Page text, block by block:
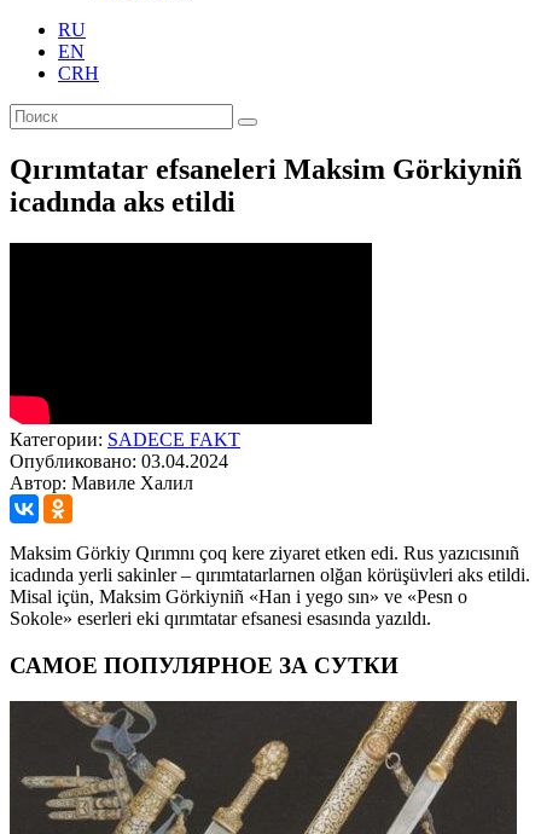
RU
EN
CRH
Qırımtatar efsaneleri Maksim Görkiyniñ
icadında aks etildi
Категории: SADECE FAKT
Опубликовано: 03.04.2024
Автор: Мавиле Халил
Maksim Görkiy Qırımnı çoq kere ziyaret etken edi. Rus yazıcısınıñ
icadında yerli sakinler – qırımtatarlarnen olğan körüşüvleri aks etildi.
Misal içün, Maksim Görkiyniñ «Han i yego sın» ve «Pesn o
Sokole» eserleri eki qırımtatar efsanesi esasında yazıldı.
САМОЕ ПОПУЛЯРНОЕ ЗА СУТКИ